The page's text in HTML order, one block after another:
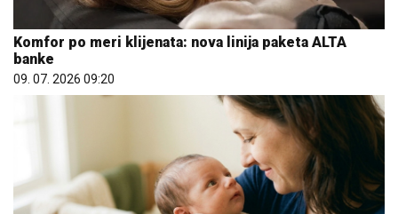
Komfor po meri klijenata: nova linija paketa ALTA
banke
09. 07. 2026 09:20